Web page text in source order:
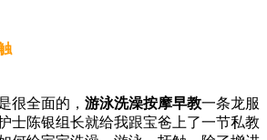
很全面的， 游泳洗澡按摩早教一条龙服
士陈银组长就给我跟宝爸上了一节私教